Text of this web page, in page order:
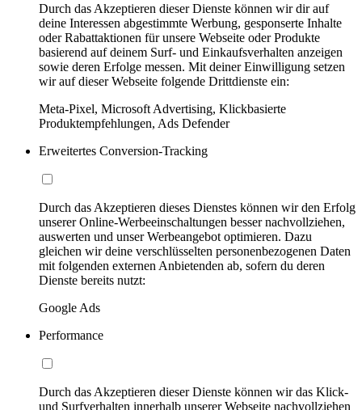
Durch das Akzeptieren dieser Dienste können wir dir auf
deine Interessen abgestimmte Werbung, gesponserte Inhalte
oder Rabattaktionen für unsere Webseite oder Produkte
basierend auf deinem Surf- und Einkaufsverhalten anzeigen
sowie deren Erfolge messen. Mit deiner Einwilligung setzen
wir auf dieser Webseite folgende Drittdienste ein:
Meta-Pixel, Microsoft Advertising, Klickbasierte
Produktempfehlungen, Ads Defender
Erweitertes Conversion-Tracking
Durch das Akzeptieren dieses Dienstes können wir den Erfolg
unserer Online-Werbeeinschaltungen besser nachvollziehen,
auswerten und unser Werbeangebot optimieren. Dazu
gleichen wir deine verschlüsselten personenbezogenen Daten
mit folgenden externen Anbietenden ab, sofern du deren
Dienste bereits nutzt:
Google Ads
Performance
Durch das Akzeptieren dieser Dienste können wir das Klick-
und Surfverhalten innerhalb unserer Webseite nachvollziehen